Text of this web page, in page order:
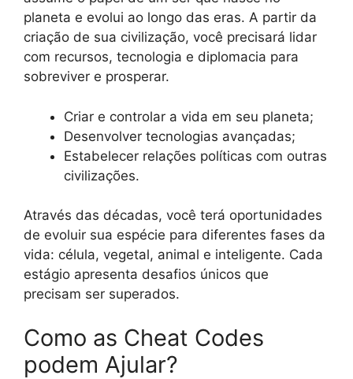
planeta e evolui ao longo das eras. A partir da
criação de sua civilização, você precisará lidar
com recursos, tecnologia e diplomacia para
sobreviver e prosperar.
Criar e controlar a vida em seu planeta;
Desenvolver tecnologias avançadas;
Estabelecer relações políticas com outras
civilizações.
Através das décadas, você terá oportunidades
de evoluir sua espécie para diferentes fases da
vida: célula, vegetal, animal e inteligente. Cada
estágio apresenta desafios únicos que
precisam ser superados.
Como as Cheat Codes
podem Ajular?